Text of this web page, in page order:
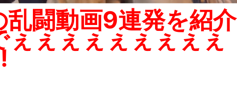
乱闘動画9連発を紹介
ぇぇぇぇぇぇぇぇぇ